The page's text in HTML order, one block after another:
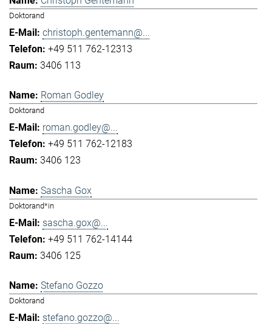
Doktorand
christoph.gentemann@...
+49 511 762-12313
3406 113
Roman Godley
Doktorand
roman.godley@...
+49 511 762-12183
3406 123
Sascha Gox
Doktorand*in
sascha.gox@...
+49 511 762-14144
3406 125
Stefano Gozzo
Doktorand
stefano.gozzo@...